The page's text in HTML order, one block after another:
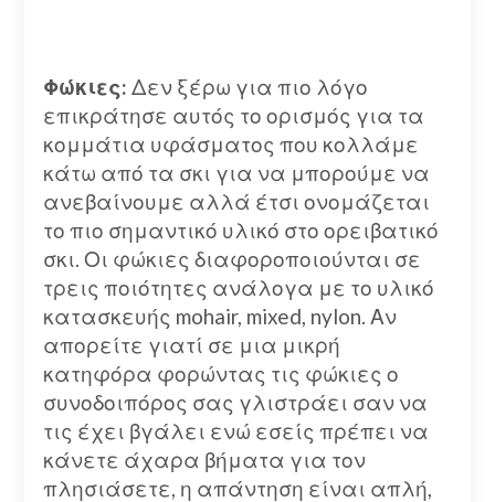
Φώκιες: Δεν ξέρω για πιο λόγο
επικράτησε αυτός το ορισμός για τα
κομμάτια υφάσματος που κολλάμε
κάτω από τα σκι για να μπορούμε να
ανεβαίνουμε αλλά έτσι ονομάζεται
το πιο σημαντικό υλικό στο ορειβατικό
σκι. Οι φώκιες διαφοροποιούνται σε
τρεις ποιότητες ανάλογα με το υλικό
κατασκευής mohair, mixed, nylon. Αν
απορείτε γιατί σε μια μικρή
κατηφόρα φορώντας τις φώκιες ο
συνοδοιπόρος σας γλιστράει σαν να
τις έχει βγάλει ενώ εσείς πρέπει να
κάνετε άχαρα βήματα για τον
πλησιάσετε, η απάντηση είναι απλή,